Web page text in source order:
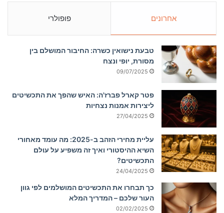
אחרונים פופולרי
טבעת נישואין כשרה: החיבור המושלם בין
מסורת, יופי ונצח
09/07/2025
פטר קארל פברז'ה: האיש שהפך את התכשיטים
ליצירות אמנות נצחיות
27/04/2025
עליית מחירי הזהב ב-2025: מה עומד מאחורי
השיא ההיסטורי ואיך זה משפיע על עולם
התכשיטים?
24/04/2025
כך תבחרו את התכשיטים המושלמים לפי גוון
העור שלכם – המדריך המלא
02/02/2025